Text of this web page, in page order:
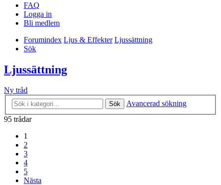
FAQ
Logga in
Bli medlem
Forumindex Ljus & Effekter Ljussättning
Sök
Ljussättning
Ny tråd
Sök
Avancerad sökning
95 trådar
1
2
3
4
5
Nästa